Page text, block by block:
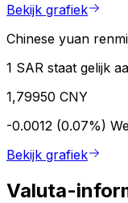
Bekijk grafiek
Chinese yuan
1 SAR staat gelijk
1,79950 CNY
-0.0012 (0.07%)
Bekijk grafiek
Valuta-